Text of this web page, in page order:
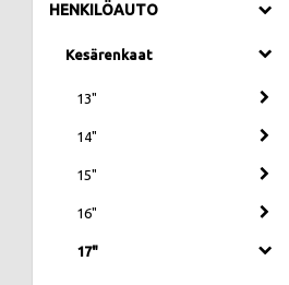
HENKILÖAUTO
Kesärenkaat
13"
14"
15"
16"
17"